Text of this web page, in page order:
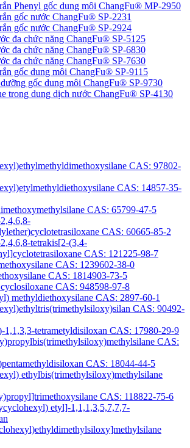
Phenyl gốc dung môi ChangFu® MP-2950
gốc nước ChangFu® SP-2231
gốc nước ChangFu® SP-2924
đa chức năng ChangFu® SP-5125
đa chức năng ChangFu® SP-6830
đa chức năng ChangFu® SP-7630
gốc dung môi ChangFu® SP-9115
gốc dung môi ChangFu® SP-9730
trong dung dịch nước ChangFu® SP-4130
CAS: 97802-
CAS: 14857-35-
CAS: 65799-47-5
CAS: 60665-85-2
tetrakis[2-(3,4-
CAS: 121225-98-7
CAS: 1239602-38-0
CAS: 1814903-73-5
CAS: 948598-97-8
methyldiethoxysilane CAS: 2897-60-1
CAS: 90492-
tetrametyldisiloxan CAS: 17980-29-9
CAS:
CAS: 18044-44-5
ethylbis(trimethylsiloxy)methylsilane
CAS: 118822-75-6
etyl]-1,1,1,3,5,7,7,7-